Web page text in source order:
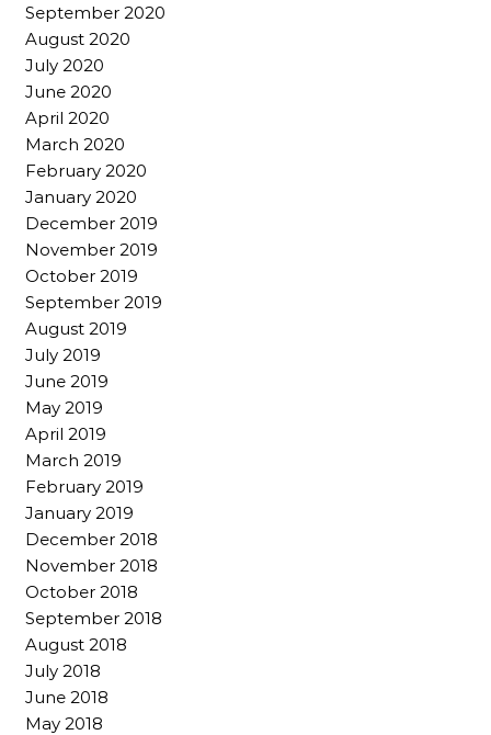
September 2020
August 2020
July 2020
June 2020
April 2020
March 2020
February 2020
January 2020
December 2019
November 2019
October 2019
September 2019
August 2019
July 2019
June 2019
May 2019
April 2019
March 2019
February 2019
January 2019
December 2018
November 2018
October 2018
September 2018
August 2018
July 2018
June 2018
May 2018